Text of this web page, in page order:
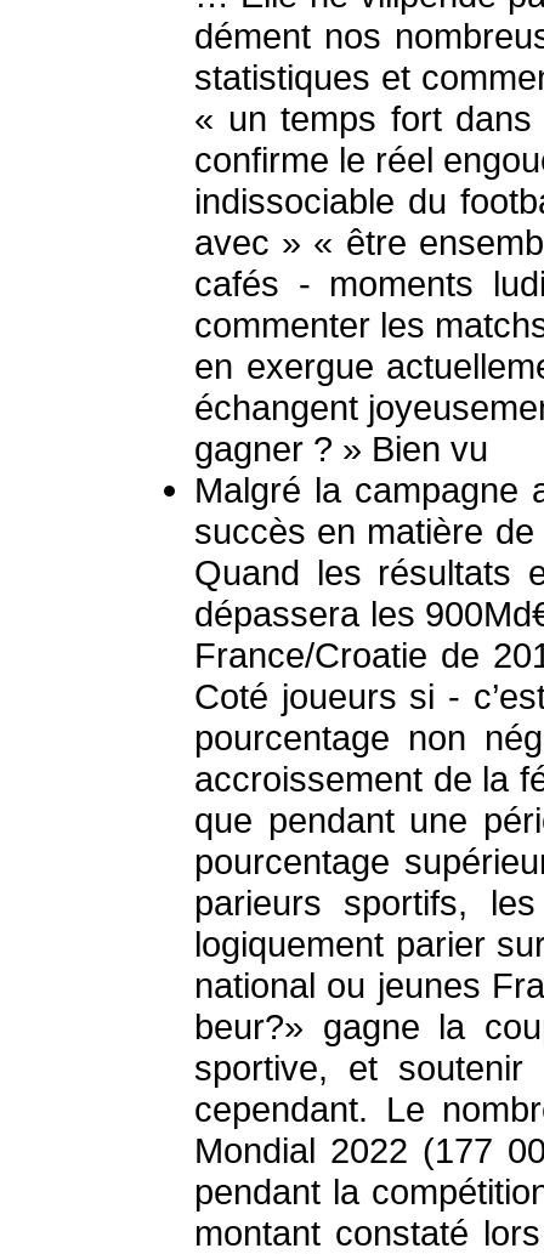
dément nos
statistiques et
« un temps fort dans
confirme le réel
indissociable du
avec » « être
cafés - moments
commenter les
en exergue
échangent
gagner ? » Bien vu
Malgré la campagne
succès en matière
Quand les résultats
dépassera les
France/Croatie de
Coté joueurs si -
pourcentage non
accroissement de la
que pendant une
pourcentage
parieurs sportifs,
logiquement parier
national ou jeunes
beur?» gagne la
sportive, et soutenir
cependant. Le
Mondial 2022 (177
pendant la
montant constaté